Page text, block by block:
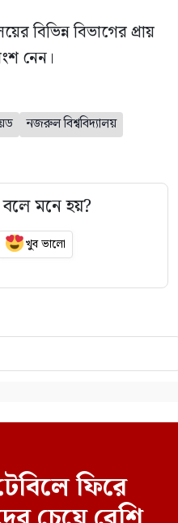
বিভিন্ন বিভাগের প্রায়
নেন।
নজরুল বিশ্ববিদ্যালয়
বলে মনে হয়?
খুব ভালো
ফিরে